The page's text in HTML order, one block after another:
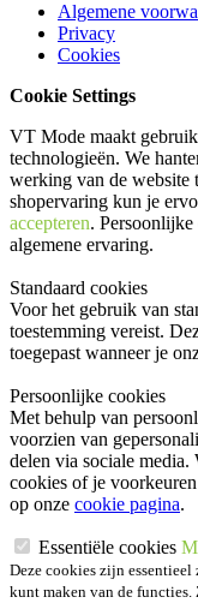
Algemene
Privacy
Cookies
Cookie Settings
VT Mode maakt
technologieën. We
werking van de website
shopervaring kun je
accepteren.
algemene ervaring.
Standaard cookies
Voor het gebruik van
toestemming vereist.
toegepast wanneer je
Persoonlijke cookies
Met behulp van
voorzien van
delen via sociale
cookies of je
op onze cookie pagina.
Essentiële cookies
Deze cookies zijn
kunt maken van de functies.